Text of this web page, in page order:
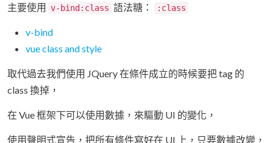
主要使用 v-bind:class 語法糖： :class
v-bind
vue class and style
取代過去我們使用 JQuery 在條件成立的時候要把 tag 的
class 換掉，
在 Vue 框架下可以使用數據，來驅動 UI 的變化，
使用聲明式宣告，把所有條件寫好在 UI 上，只要數據改變，